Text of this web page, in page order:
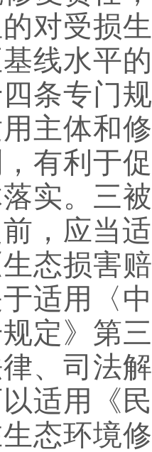
对受损
线水平
条专门
主体和
有利于
实。三
，应当
态损害
适用〈
定》 第
、司法
适用《
态环境